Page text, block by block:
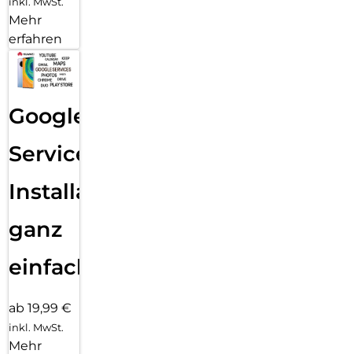
Mehr
erfahren
Google
Services
Installation
ganz
einfach
ab 19,99 €
inkl. MwSt.
Mehr